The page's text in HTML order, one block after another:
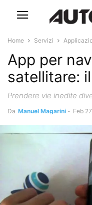
Home Servizi
App per
satellitare:
Prendere vie inedite
Da Manuel Magarini - Feb